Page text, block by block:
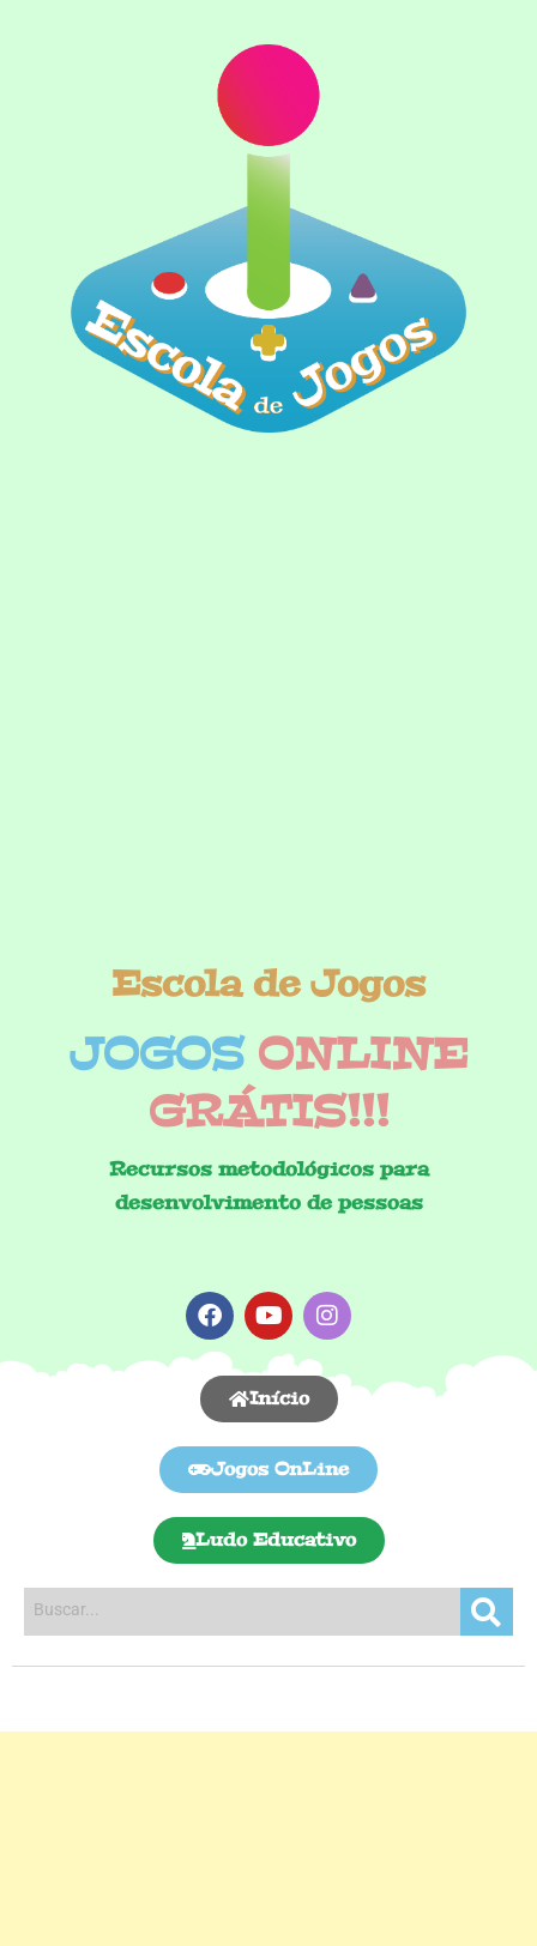
Escola de Jogos
JOGOS ONLINE
GRÁTIS!!!
Recursos metodológicos para
desenvolvimento de pessoas
Início
Jogos OnLine
Ludo Educativo